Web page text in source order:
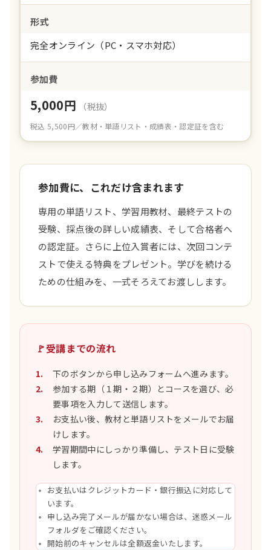
形式
完全オンライン（PC・スマホ対応）
参加費
5,000円 （税抜）
税込 5,500円／教材・単語リスト・成績表・認定証を含む
参加費に、これだけ含まれます
専用の単語リスト、学習用教材、最終テストの
受験、採点後の詳しい成績表、そして合格者へ
の認定証。さらに上位入賞者には、次回コンテ
ストで使える特典をプレゼント。学びを続ける
ための仕組みを、一式そろえてお渡しします。
🚩受講までの流れ
下のボタンから申し込みフォームへ進みます。
参加する期（１期・２期）とコースを選び、必
要事項を入力して送信します。
お支払い後、教材と単語リストをメールでお届
けします。
学習期間中にしっかり準備し、テスト日に受験
します。
お支払いはクレジットカード・銀行振込に対応して
います。
申し込み完了メールが届かない場合は、迷惑メール
フォルダをご確認ください。
開始前のキャンセルは全額返金いたします。